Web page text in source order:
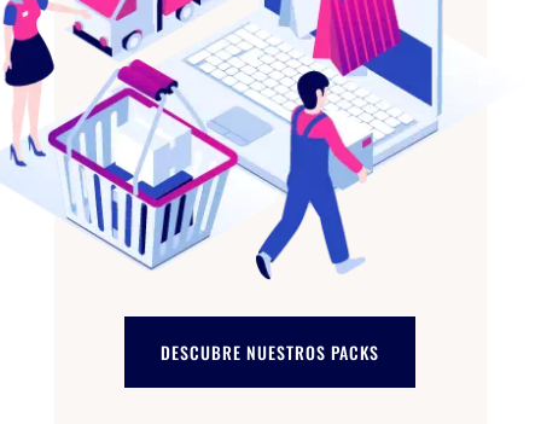
DESCUBRE NUESTROS PACKS